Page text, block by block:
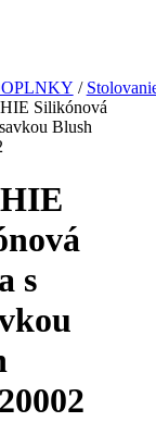
/
Silikónová
Blush
s